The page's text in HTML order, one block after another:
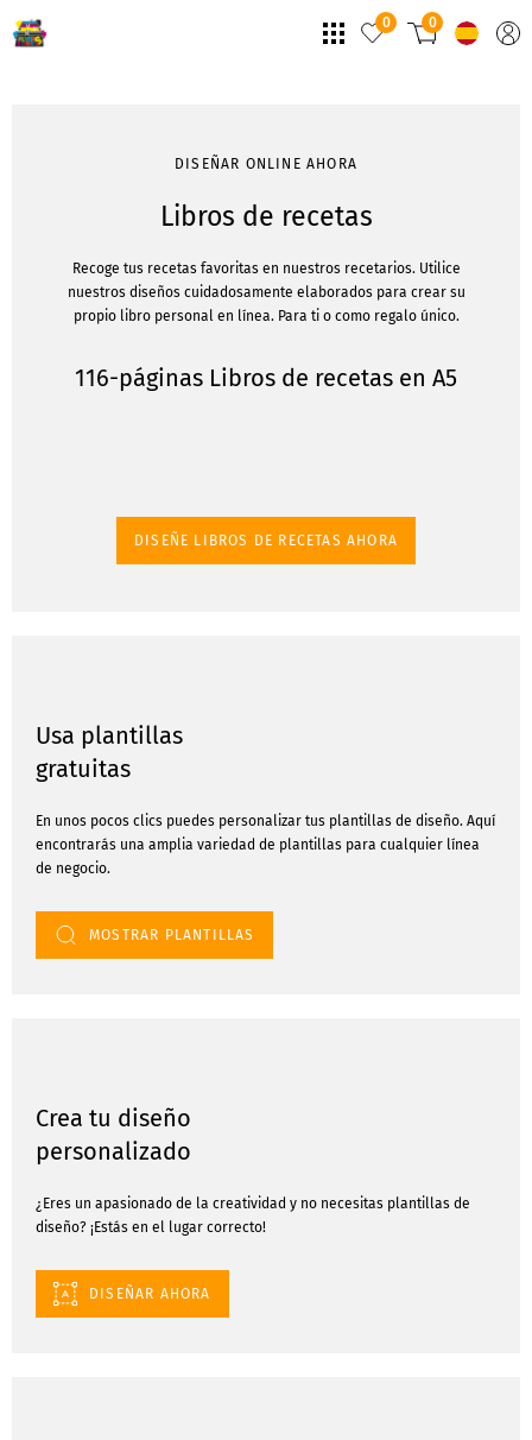
0 0
DISEÑAR ONLINE AHORA
Libros de recetas
Recoge tus recetas favoritas en nuestros recetarios. Utilice
nuestros diseños cuidadosamente elaborados para crear su
propio libro personal en línea. Para ti o como regalo único.
116-páginas Libros de recetas en A5
DISEÑE LIBROS DE RECETAS AHORA
Usa plantillas
gratuitas
En unos pocos clics puedes personalizar tus plantillas de diseño. Aquí
encontrarás una amplia variedad de plantillas para cualquier línea
de negocio.
MOSTRAR PLANTILLAS
Crea tu diseño
personalizado
¿Eres un apasionado de la creatividad y no necesitas plantillas de
diseño? ¡Estás en el lugar correcto!
DISEÑAR AHORA